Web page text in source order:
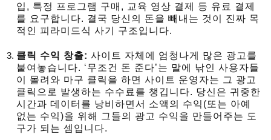
입, 특정 프로그램 구매, 교육 영상 결제 등 유료 결제
를 요구합니다. 결국 당신의 돈을 빼내는 것이 진짜 목
적인 피라미드식 사기 구조입니다.
클릭 수익 창출: 사이트 자체에 엄청나게 많은 광고를
붙여놓습니다. ‘무조건 돈 준다’는 말에 낚인 사용자들
이 몰려와 마구 클릭을 하면 사이트 운영자는 그 광고
클릭으로 발생하는 수수료를 챙깁니다. 당신은 귀중한
시간과 데이터를 낭비하면서 소액의 수익(또는 아예
없는 수익)을 위해 그들의 광고 수익을 만들어주는 도
구가 되는 셈입니다.